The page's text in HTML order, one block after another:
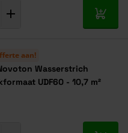
In
aan!
Wasserstrich
UDF60 - 10,7 m²